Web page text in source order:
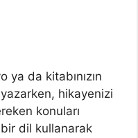
da kitabınızın
hikayenizi
konuları
dil kullanarak